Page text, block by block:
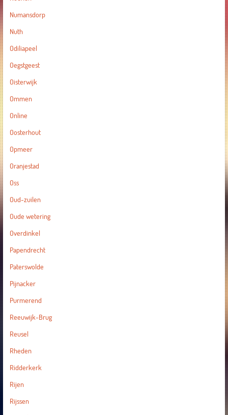
Numansdorp
Nuth
Odiliapeel
Oegstgeest
Oisterwijk
Ommen
Online
Oosterhout
Opmeer
Oranjestad
Oss
Oud-zuilen
Oude wetering
Overdinkel
Papendrecht
Paterswolde
Pijnacker
Purmerend
Reeuwijk-Brug
Reusel
Rheden
Ridderkerk
Rijen
Rijssen